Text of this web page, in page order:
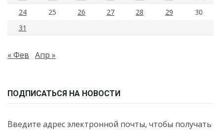
24
25 26 27 28 29
30
31
« Фев Апр »
ПОДПИСАТЬСЯ НА НОВОСТИ
Введите адрес электронной почты, чтобы получать